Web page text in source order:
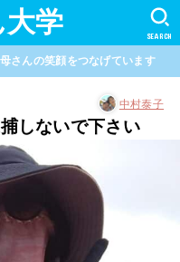
学 SEARCH
さんの笑顔をつなげています
中村泰子
しないで下さい